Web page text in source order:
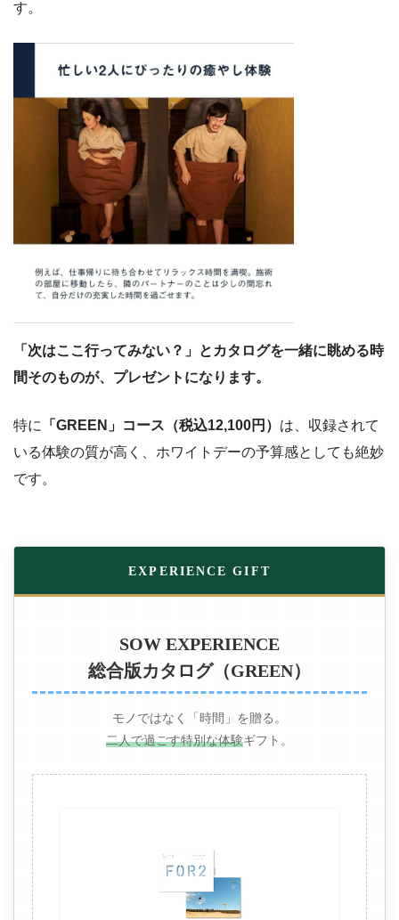
す。
「次はここ行ってみない？」とカタログを一緒に眺める時
間そのものが、プレゼントになります。
特に 「GREEN」コース（税込12,100円） は、収録されて
いる体験の質が高く、ホワイトデーの予算感としても絶妙
です。
EXPERIENCE GIFT
SOW EXPERIENCE
総合版カタログ（GREEN）
モノではなく「時間」を贈る。
二人で過ごす特別な体験ギフト。